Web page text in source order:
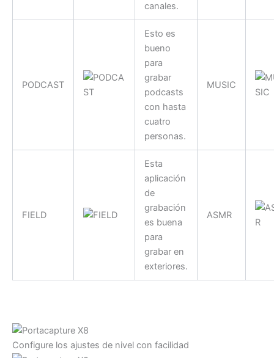
canales.
PODCAST
Esto es
bueno
para
grabar
podcasts
con hasta
cuatro
personas.
MUSIC
FIELD
Esta
aplicación
de
grabación
es buena
para
grabar en
exteriores.
ASMR
Configure los ajustes de nivel con facilidad